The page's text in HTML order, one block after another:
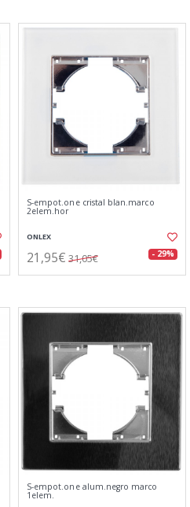
S-empot.one cristal blan.marco
2elem.hor
ONLEX
21,95€ 31,05€ - 29%
S-empot.one alum.negro marco
1elem.